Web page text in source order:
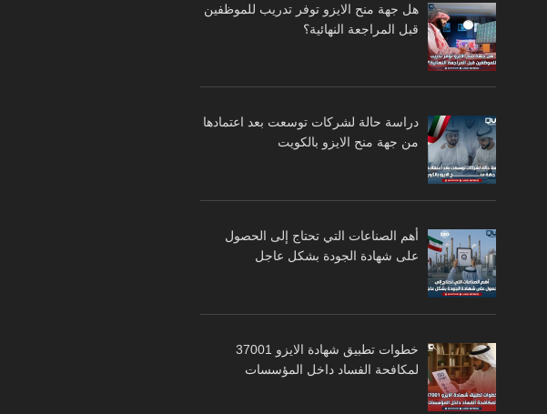
هل جهة منح الايزو توفر تدريب للموظفين
قبل المراجعة النهائية؟
دراسة حالة لشركات توسعت بعد اعتمادها
من جهة منح الايزو بالكويت
أهم الصناعات التي تحتاج إلى الحصول
على شهادة الجودة بشكل عاجل
خطوات تطبيق شهادة الايزو 37001
لمكافحة الفساد داخل المؤسسات